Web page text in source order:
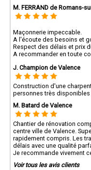
M. FERRAND de Romans-
Maçonnerie impeccable.
A l'écoute des besoins et
Respect des délais et prix
A recommander en toute
J. Champion de Valence
Construction d'une
personnes très
M. Batard de Valence
Chantier de rénovation
centre ville de Valence.
rapidement compris. Les
délais avec une qualité
Je recommande vivement
Voir tous les avis clients